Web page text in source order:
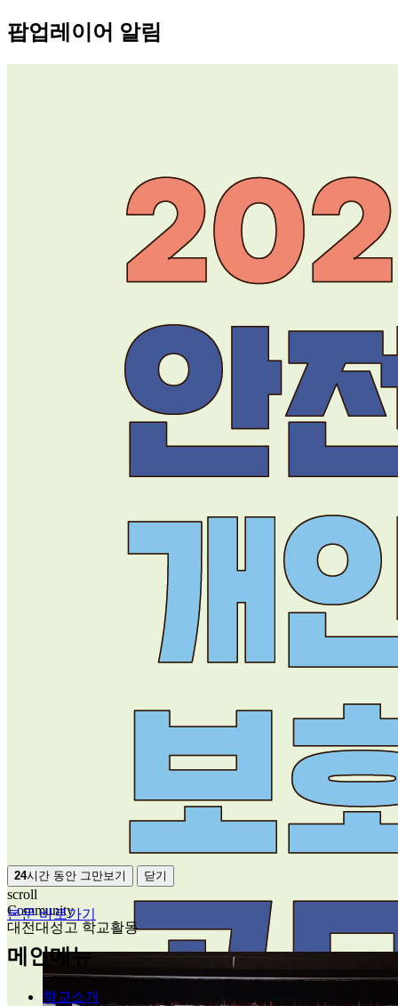
팝업레이어 알림
24시간 동안 그만보기 닫기
본문 바로가기
메인메뉴
학교소개
scroll
Community
대전대성고 학교활동